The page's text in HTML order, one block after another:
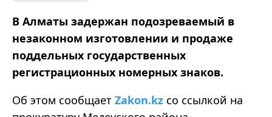
В Алматы задержан подозреваемый в
незаконном изготовлении и продаже
поддельных государственных
регистрационных номерных знаков.
Об этом сообщает Zakon.kz со ссылкой на